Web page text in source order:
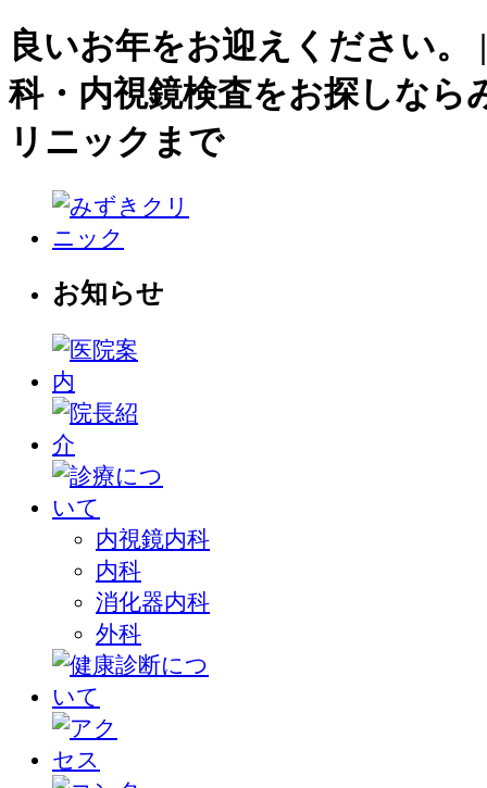
良いお年をお迎えください。
科・内視鏡検査をお探しなら
リニックまで
お知らせ
内視鏡内科
内科
消化器内科
外科